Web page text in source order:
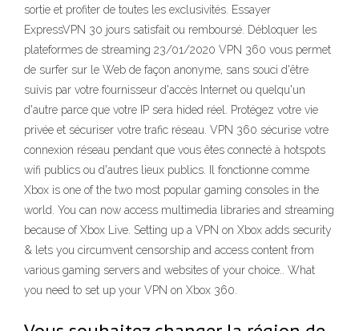
sortie et profiter de toutes les exclusivités. Essayer
ExpressVPN 30 jours satisfait ou remboursé. Débloquer les
plateformes de streaming 23/01/2020 VPN 360 vous permet
de surfer sur le Web de façon anonyme, sans souci d'être
suivis par votre fournisseur d'accès Internet ou quelqu'un
d'autre parce que votre IP sera hided réel. Protégez votre vie
privée et sécuriser votre trafic réseau. VPN 360 sécurise votre
connexion réseau pendant que vous êtes connecté à hotspots
wifi publics ou d'autres lieux publics. Il fonctionne comme
Xbox is one of the two most popular gaming consoles in the
world. You can now access multimedia libraries and streaming
because of Xbox Live. Setting up a VPN on Xbox adds security
& lets you circumvent censorship and access content from
various gaming servers and websites of your choice.. What
you need to set up your VPN on Xbox 360.